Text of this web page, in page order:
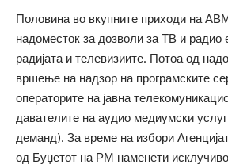
Половина во вкупните приходи на
надоместок за дозволи за ТВ и
радијата и телевизиите. Потоа од
вршење на надзор на програмските
операторите на јавна
давателите на аудио медиумски
деманд). За време на избори
од Буџетот на РМ наменети